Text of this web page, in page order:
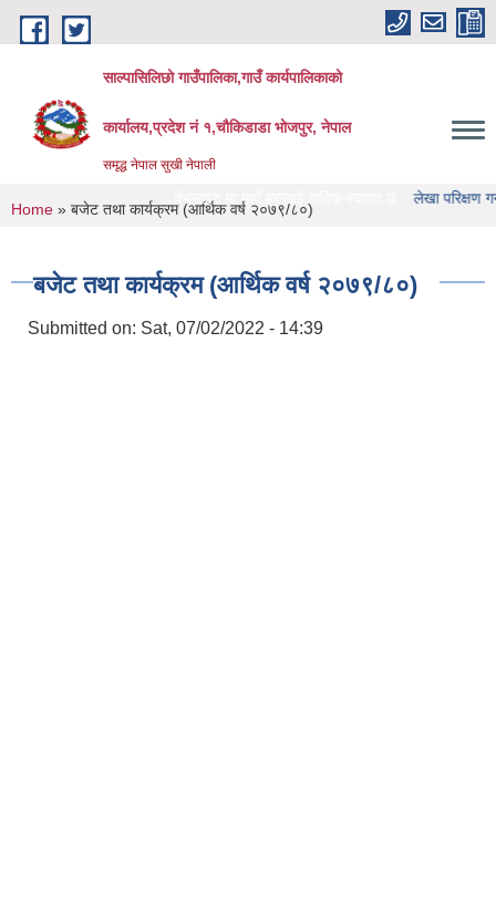
Skip to main content
साल्पासिलिछो गाउँपालिका,गाउँ कार्यपालिकाको
कार्यालय,प्रदेश नं १,चौकिडाडा भोजपुर, नेपाल
समृद्ध नेपाल सुखी नेपाली
गाउँपालिका को वेभसाइट मा यहाँ हरुलाई हार्दिक स्वागत छ लेखा परिक्षण गर्ने संस्था
You are here
Home » बजेट तथा कार्यक्रम (आर्थिक वर्ष २०७९/८०)
बजेट तथा कार्यक्रम (आर्थिक वर्ष २०७९/८०)
Submitted on: Sat, 07/02/2022 - 14:39